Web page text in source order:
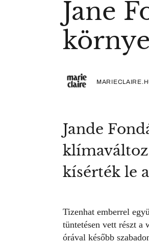
Jane
Jande
kísérték le
Tizenhat emberrel
tüntetésen vett részt a
órával később